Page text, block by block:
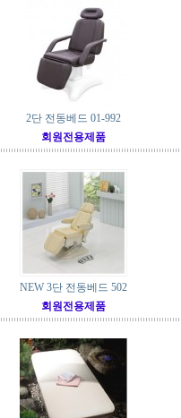
2단 전동베드 01-992
회원전용제품
NEW 3단 전동베드 502
회원전용제품